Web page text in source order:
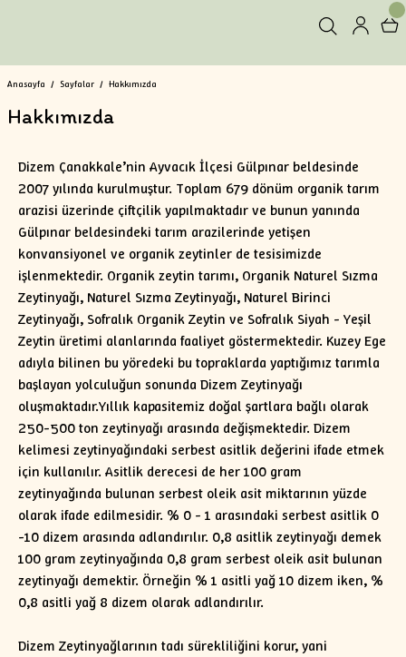
Anasayfa Sayfalar Hakkımızda
Hakkımızda
Dizem Çanakkale’nin Ayvacık İlçesi Gülpınar beldesinde
2007 yılında kurulmuştur. Toplam 679 dönüm organik tarım
arazisi üzerinde çiftçilik yapılmaktadır ve bunun yanında
Gülpınar beldesindeki tarım arazilerinde yetişen
konvansiyonel ve organik zeytinler de tesisimizde
işlenmektedir. Organik zeytin tarımı, Organik Naturel Sızma
Zeytinyağı, Naturel Sızma Zeytinyağı, Naturel Birinci
Zeytinyağı, Sofralık Organik Zeytin ve Sofralık Siyah - Yeşil
Zeytin üretimi alanlarında faaliyet göstermektedir. Kuzey Ege
adıyla bilinen bu yöredeki bu topraklarda yaptığımız tarımla
başlayan yolculuğun sonunda Dizem Zeytinyağı
oluşmaktadır.Yıllık kapasitemiz doğal şartlara bağlı olarak
250-500 ton zeytinyağı arasında değişmektedir. Dizem
kelimesi zeytinyağındaki serbest asitlik değerini ifade etmek
için kullanılır. Asitlik derecesi de her 100 gram
zeytinyağında bulunan serbest oleik asit miktarının yüzde
olarak ifade edilmesidir. % 0 - 1 arasındaki serbest asitlik 0
-10 dizem arasında adlandırılır. 0,8 asitlik zeytinyağı demek
100 gram zeytinyağında 0,8 gram serbest oleik asit bulunan
zeytinyağı demektir. Örneğin % 1 asitli yağ 10 dizem iken, %
0,8 asitli yağ 8 dizem olarak adlandırılır.
Dizem Zeytinyağlarının tadı sürekliliğini korur, yani